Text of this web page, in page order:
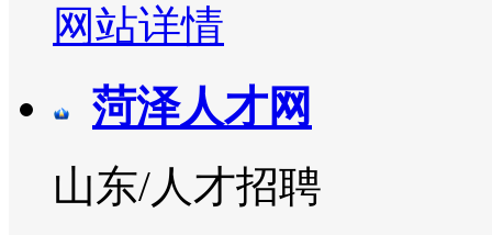
网站详情
菏泽人才网
山东/人才招聘